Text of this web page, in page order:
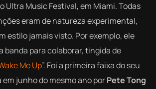
Ultra Music Festival, em Miami. Todas
eram de natureza experimental,
estilo jamais visto. Por exemplo, ele
banda para colaborar, tingida de
Me Up”. Foi a primeira faixa do seu
junho do mesmo ano porPete Tong